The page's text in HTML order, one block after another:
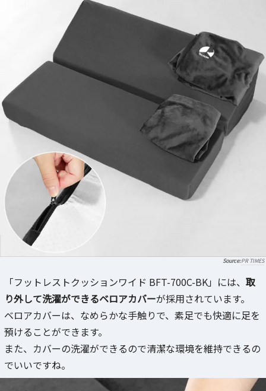
PR TIMES
「フットレストクッションワイド BFT-700C-BK」には、 取
り外して洗濯ができるベロアカバーが採用されています。
ベロアカバーは、なめらかな手触りで、素足でも快適に足を
預けることができます。
また、カバーの洗濯ができるので清潔な環境を維持できるの
でいいですね。